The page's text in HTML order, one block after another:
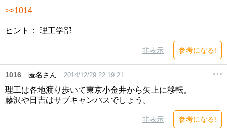
>>1014
ヒント： 理工学部
非表示 参考になる!
1016 匿名さん 2014/12/29 22:19:21
理工は各地渡り歩いて東京小金井から矢上に移転。
藤沢や日吉はサブキャンパスでしょう。
非表示 参考になる!